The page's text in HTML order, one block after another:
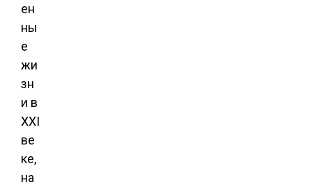
ен
ны
е
жи
зн
и в
XXI
ве
ке,
на